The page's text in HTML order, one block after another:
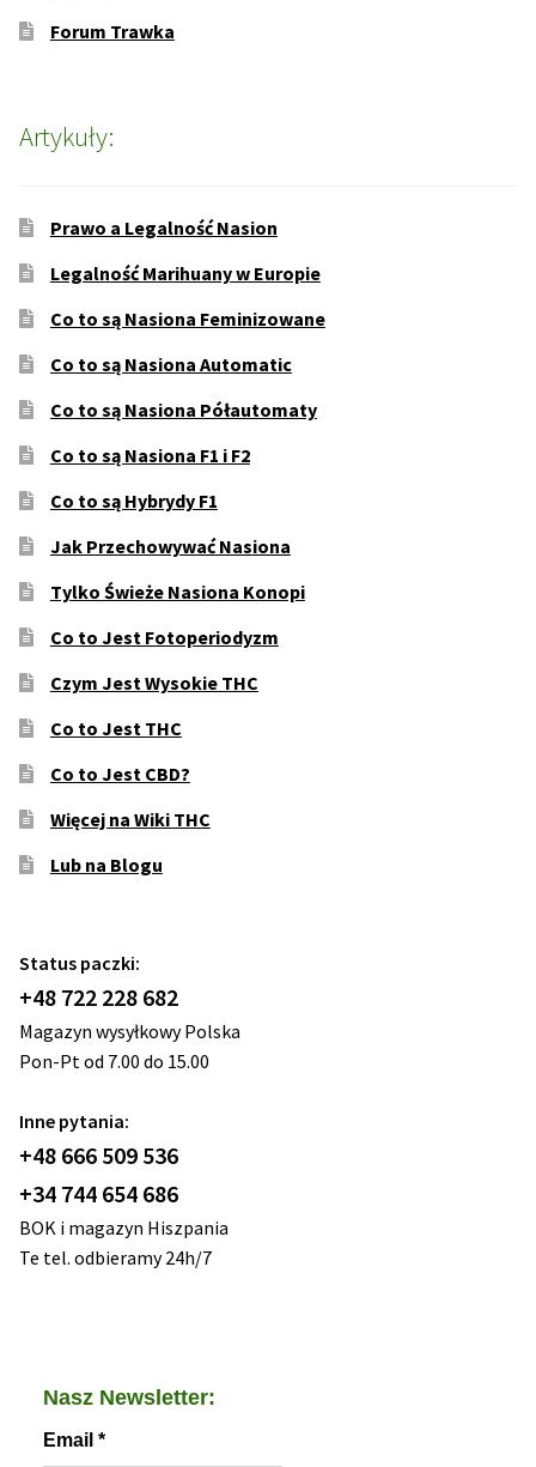
Forum Trawka
Artykuły:
Prawo a Legalność Nasion
Legalność Marihuany w Europie
Co to są Nasiona Feminizowane
Co to są Nasiona Automatic
Co to są Nasiona Półautomaty
Co to są Nasiona F1 i F2
Co to są Hybrydy F1
Jak Przechowywać Nasiona
Tylko Świeże Nasiona Konopi
Co to Jest Fotoperiodyzm
Czym Jest Wysokie THC
Co to Jest THC
Co to Jest CBD?
Więcej na Wiki THC
Lub na Blogu
Status paczki:
+48 722 228 682
Magazyn wysyłkowy Polska
Pon-Pt od 7.00 do 15.00
Inne pytania:
+48 666 509 536
+34 744 654 686
BOK i magazyn Hiszpania
Te tel. odbieramy 24h/7
Nasz Newsletter:
Email *